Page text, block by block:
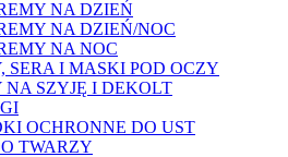
NA DZIEŃ
NA DZIEŃ/NOC
NA NOC
SERA I MASKI POD OCZY
NA SZYJĘ I DEKOLT
OCHRONNE DO UST
TWARZY